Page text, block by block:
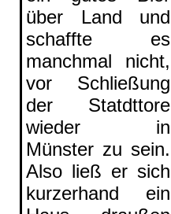
über Land und
schaffte es
manchmal nicht,
vor Schließung
der Statdttore
wieder in
Münster zu sein.
Also ließ er sich
kurzerhand ein